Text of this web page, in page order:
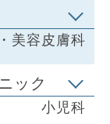
美容皮膚科
ック
小児科